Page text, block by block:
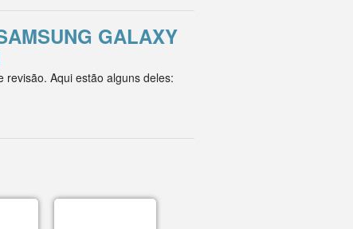
GALAXY
Aqui estão alguns deles: